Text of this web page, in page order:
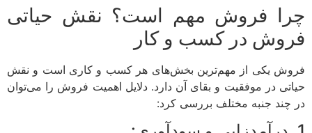
چرا فروش مهم است؟ نقش حیاتی
فروش در کسب و کار
فروش یکی از مهم‌ترین بخش‌های هر کسب و کاری است و نقش
حیاتی در موفقیت و بقای آن دارد. دلایل اهمیت فروش را می‌توان
در چند جنبه مختلف بررسی کرد: